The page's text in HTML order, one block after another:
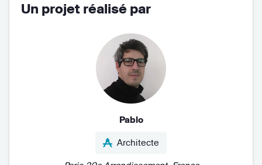
Un projet réalisé par
Pablo
Architecte